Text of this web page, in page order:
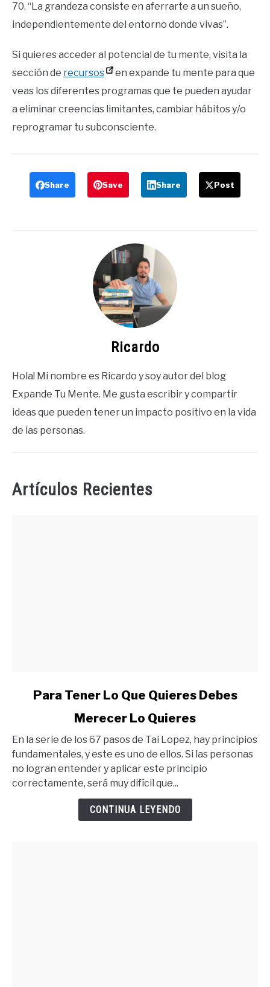
70. “La grandeza consiste en aferrarte a un sueño,
independientemente del entorno donde vivas”.
Si quieres acceder al potencial de tu mente, visita la
sección de recursos
en expande tu mente para que
veas los diferentes programas que te pueden ayudar
a eliminar creencias limitantes, cambiar hábitos y/o
reprogramar tu subconsciente.
Share Save Share Post
Ricardo
Hola! Mi nombre es Ricardo y soy autor del blog
Expande Tu Mente. Me gusta escribir y compartir
ideas que pueden tener un impacto positivo en la vida
de las personas.
Artículos Recientes
Tener
Lo
Que
Quieres
Para Tener Lo Que Quieres Debes
Merecer Lo Quieres
En la serie de los 67 pasos de Tai Lopez, hay principios
fundamentales, y este es uno de ellos. Si las personas
no logran entender y aplicar este principio
correctamente, será muy difícil que...
CONTINUA LEYENDO